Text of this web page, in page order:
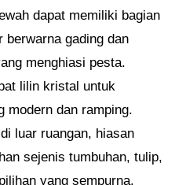
dapat memiliki bagian
berwarna gading dan
menghiasi pesta.
lilin kristal untuk
modern dan ramping.
luar ruangan, hiasan
sejenis tumbuhan, tulip,
yang sempurna.